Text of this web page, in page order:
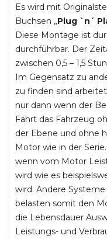
Es wird mit
Buchsen „Plug `n´
Diese Montage ist
durchführbar. Der
zwischen 0,5 – 1,5
Im Gegensatz zu
zu finden sind
nur dann wenn der
Fährt das Fahrzeug
der Ebene und ohne
Motor wie in der
wenn vom Motor
wird wie es
wird. Andere
belasten somit den
die Lebensdauer
Leistungs- und